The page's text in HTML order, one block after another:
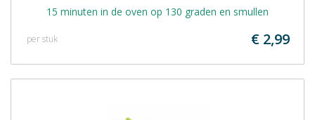
15 minuten in de oven op 130 graden en smullen
€ 2,99
per stuk